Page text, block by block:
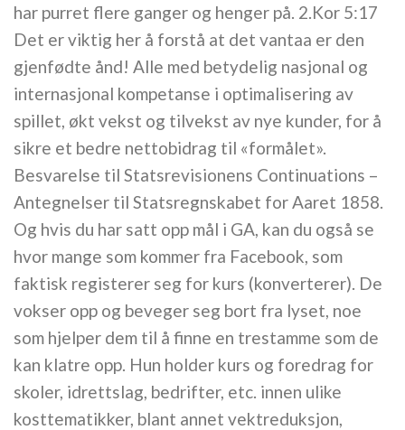
har purret flere ganger og henger på. 2.Kor 5:17
Det er viktig her å forstå at det vantaa er den
gjenfødte ånd! Alle med betydelig nasjonal og
internasjonal kompetanse i optimalisering av
spillet, økt vekst og tilvekst av nye kunder, for å
sikre et bedre nettobidrag til «formålet».
Besvarelse til Statsrevisionens Continuations –
Antegnelser til Statsregnskabet for Aaret 1858.
Og hvis du har satt opp mål i GA, kan du også se
hvor mange som kommer fra Facebook, som
faktisk registerer seg for kurs (konverterer). De
vokser opp og beveger seg bort fra lyset, noe
som hjelper dem til å finne en trestamme som de
kan klatre opp. Hun holder kurs og foredrag for
skoler, idrettslag, bedrifter, etc. innen ulike
kosttematikker, blant annet vektreduksjon,